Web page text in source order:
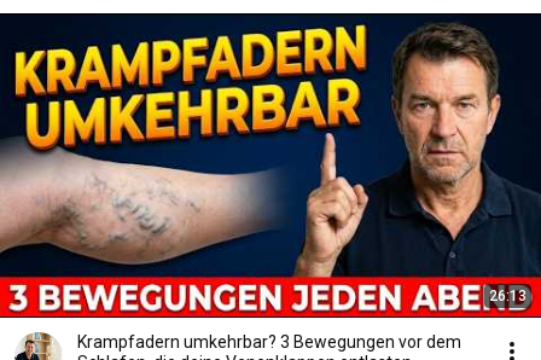
26:13
Krampfadern umkehrbar? 3 Bewegungen vor dem